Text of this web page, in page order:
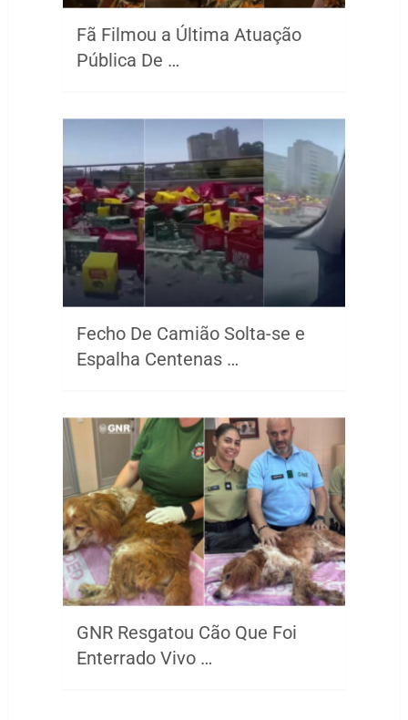
Fã Filmou a Última Atuação
Pública De …
Fecho De Camião Solta-se e
Espalha Centenas …
GNR Resgatou Cão Que Foi
Enterrado Vivo …